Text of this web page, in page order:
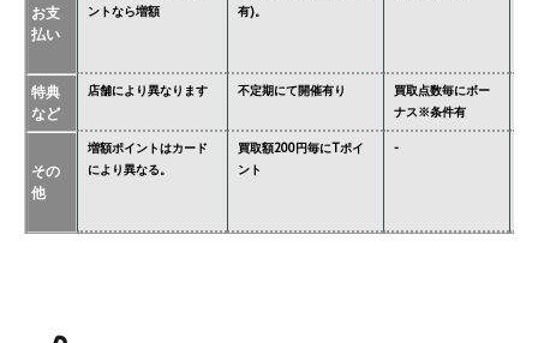
お支
払い
ントなら増額
有)。
特典
など
店舗により異なります 不定期にて開催有り
買取点数毎にボー
ナス※条件有
その
他
増額ポイントはカード
により異なる。
買取額200円毎にTポイ
ント
-